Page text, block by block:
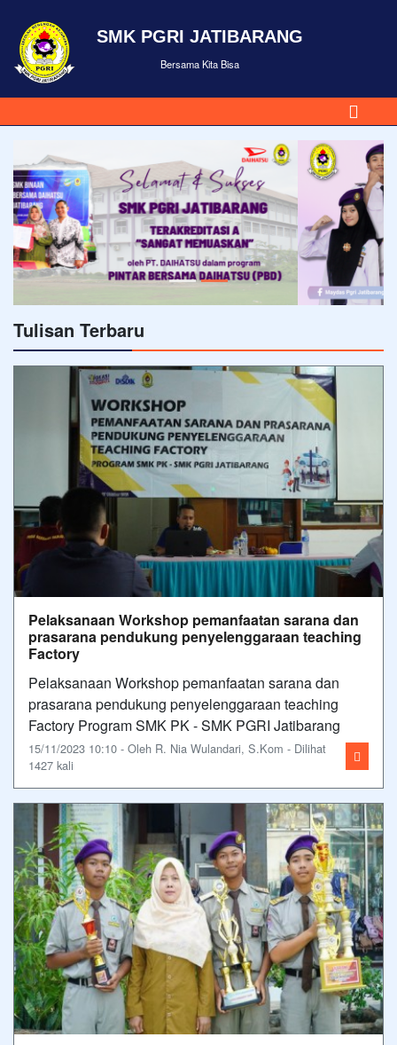
SMK PGRI JATIBARANG
Bersama Kita Bisa
Tulisan Terbaru
Pelaksanaan Workshop pemanfaatan sarana dan
prasarana pendukung penyelenggaraan teaching
Factory
Pelaksanaan Workshop pemanfaatan sarana dan
prasarana pendukung penyelenggaraan teaching
Factory Program SMK PK - SMK PGRI Jatibarang
15/11/2023 10:10 - Oleh R. Nia Wulandari, S.Kom - Dilihat
1427 kali